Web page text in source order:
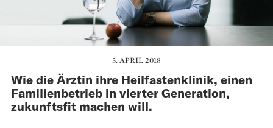
3. APRIL 2018
Wie die Ärztin ihre Heilfastenklinik, einen
Familienbetrieb in vierter Generation,
zukunftsfit machen will.